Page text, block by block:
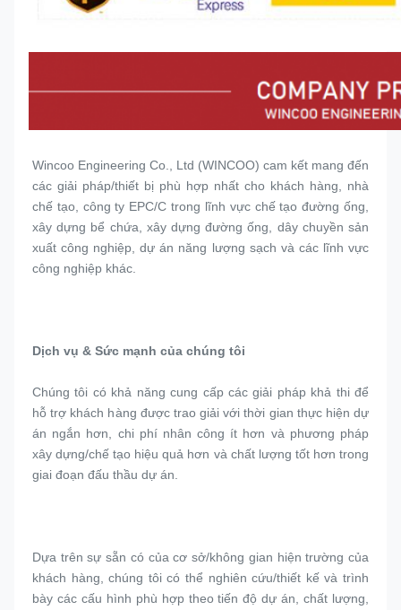
Wincoo Engineering Co., Ltd (WINCOO) cam kết mang đến
các giải pháp/thiết bị phù hợp nhất cho khách hàng, nhà
chế tạo, công ty EPC/C trong lĩnh vực chế tạo đường ống,
xây dựng bể chứa, xây dựng đường ống, dây chuyền sản
xuất công nghiệp, dự án năng lượng sạch và các lĩnh vực
công nghiệp khác.
Dịch vụ & Sức mạnh của chúng tôi
Chúng tôi có khả năng cung cấp các giải pháp khả thi để
hỗ trợ khách hàng được trao giải với thời gian thực hiện dự
án ngắn hơn, chi phí nhân công ít hơn và phương pháp
xây dựng/chế tạo hiệu quả hơn và chất lượng tốt hơn trong
giai đoạn đấu thầu dự án.
Dựa trên sự sẵn có của cơ sở/không gian hiện trường của
khách hàng, chúng tôi có thể nghiên cứu/thiết kế và trình
bày các cấu hình phù hợp theo tiến độ dự án, chất lượng,